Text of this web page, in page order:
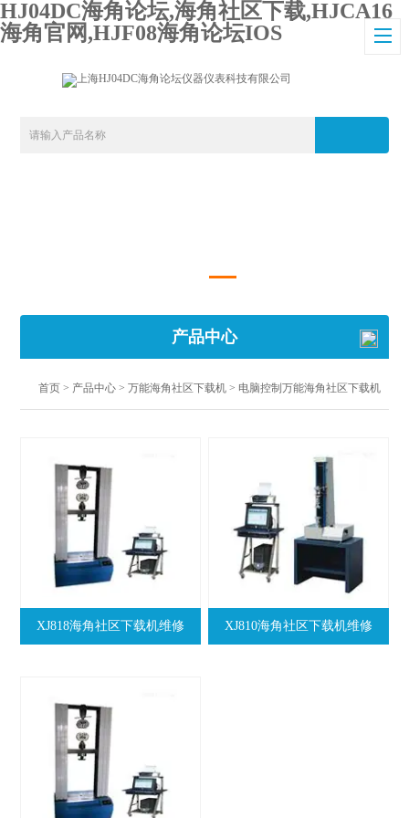
HJ04DC海角论坛,海角社区下载,HJCA16
海角官网,HJF08海角论坛IOS
产品中心
首页 > 产品中心 >万能海角社区下载机 > 电脑控制万能海角社区下载机
XJ818海角社区下载机维修 XJ810海角社区下载机维修